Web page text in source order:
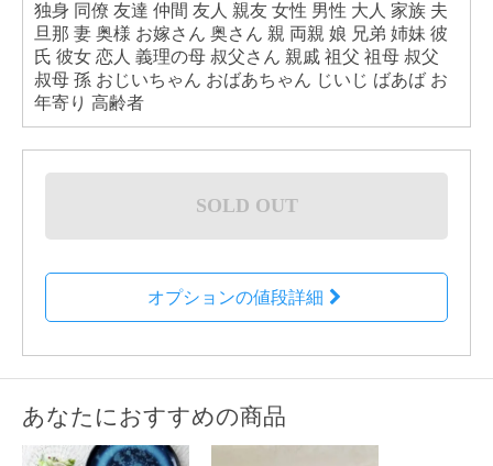
独身 同僚 友達 仲間 友人 親友 女性 男性 大人 家族 夫
旦那 妻 奥様 お嫁さん 奥さん 親 両親 娘 兄弟 姉妹 彼
氏 彼女 恋人 義理の母 叔父さん 親戚 祖父 祖母 叔父
叔母 孫 おじいちゃん おばあちゃん じいじ ばあば お
年寄り 高齢者
SOLD OUT
オプションの値段詳細
あなたにおすすめの商品